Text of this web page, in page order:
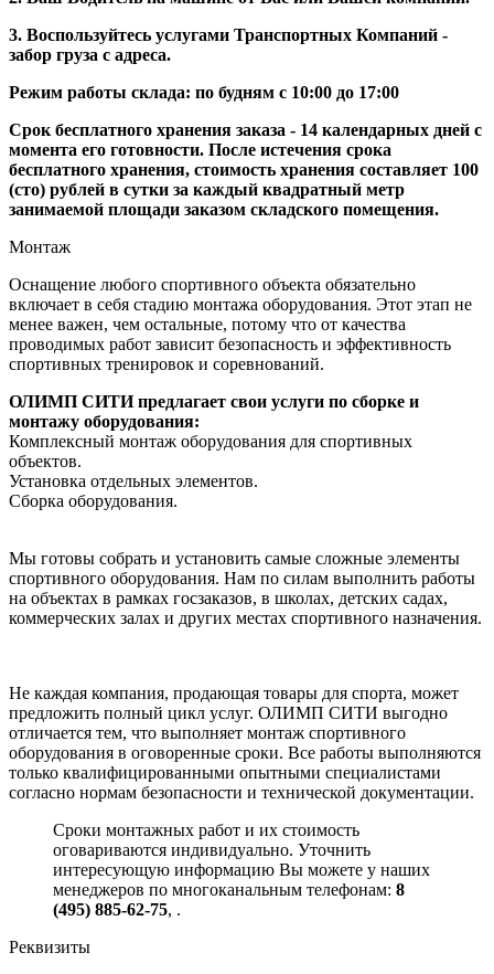
3. Воспользуйтесь услугами Транспортных Компаний -
забор груза с адреса.
Режим работы склада: по будням с 10:00 до 17:00
Срок бесплатного хранения заказа - 14 календарных дней с
момента его готовности. После истечения срока
бесплатного хранения, стоимость хранения составляет 100
(сто) рублей в сутки за каждый квадратный метр
занимаемой площади заказом складского помещения.
Монтаж
Оснащение любого спортивного объекта обязательно
включает в себя стадию монтажа оборудования. Этот этап не
менее важен, чем остальные, потому что от качества
проводимых работ зависит безопасность и эффективность
спортивных тренировок и соревнований.
ОЛИМП СИТИ предлагает свои услуги по сборке и
монтажу оборудования:
Комплексный монтаж оборудования для спортивных
объектов.
Установка отдельных элементов.
Сборка оборудования.
Мы готовы собрать и установить самые сложные элементы
спортивного оборудования. Нам по силам выполнить работы
на объектах в рамках госзаказов, в школах, детских садах,
коммерческих залах и других местах спортивного назначения.
Не каждая компания, продающая товары для спорта, может
предложить полный цикл услуг. ОЛИМП СИТИ выгодно
отличается тем, что выполняет монтаж спортивного
оборудования в оговоренные сроки. Все работы выполняются
только квалифицированными опытными специалистами
согласно нормам безопасности и технической документации.
Сроки монтажных работ и их стоимость
оговариваются индивидуально. Уточнить
интересующую информацию Вы можете у наших
менеджеров по многоканальным телефонам: 8
(495) 885-62-75, .
Реквизиты